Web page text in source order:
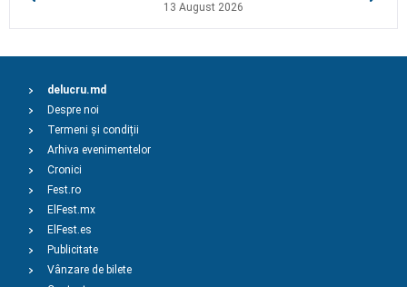
13 August 2026
delucru.md
Despre noi
Termeni și condiții
Arhiva evenimentelor
Cronici
Fest.ro
ElFest.mx
ElFest.es
Publicitate
Vânzare de bilete